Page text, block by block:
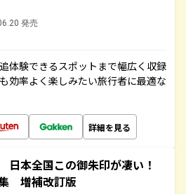
発売
体験できるスポットまで幅広く収録
効率よく楽しみたい旅行者に最適な
詳細を見る
日本全国この御朱印が凄い！
増補改訂版